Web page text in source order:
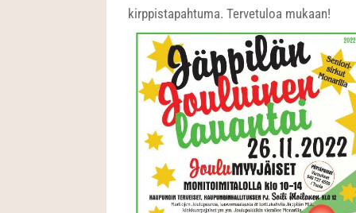
kirppistapahtuma. Tervetuloa mukaan!